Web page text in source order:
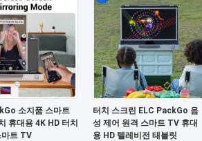
소지품 스마트
휴대용 4K HD 터치
마트 TV
터치 스크린 ELC PackGo 음
성 제어 원격 스마트 TV 휴대
용 HD 텔레비전 태블릿